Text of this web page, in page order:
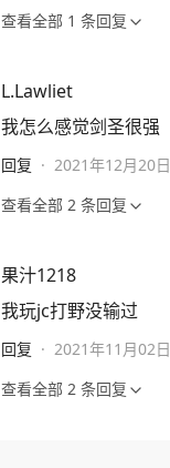
查看全部 1 条回复
L.Lawliet
我怎么感觉剑圣很强
回复 · 2021年12月20日
查看全部 2 条回复
果汁1218
我玩jc打野没输过
回复 · 2021年11月02日
查看全部 2 条回复